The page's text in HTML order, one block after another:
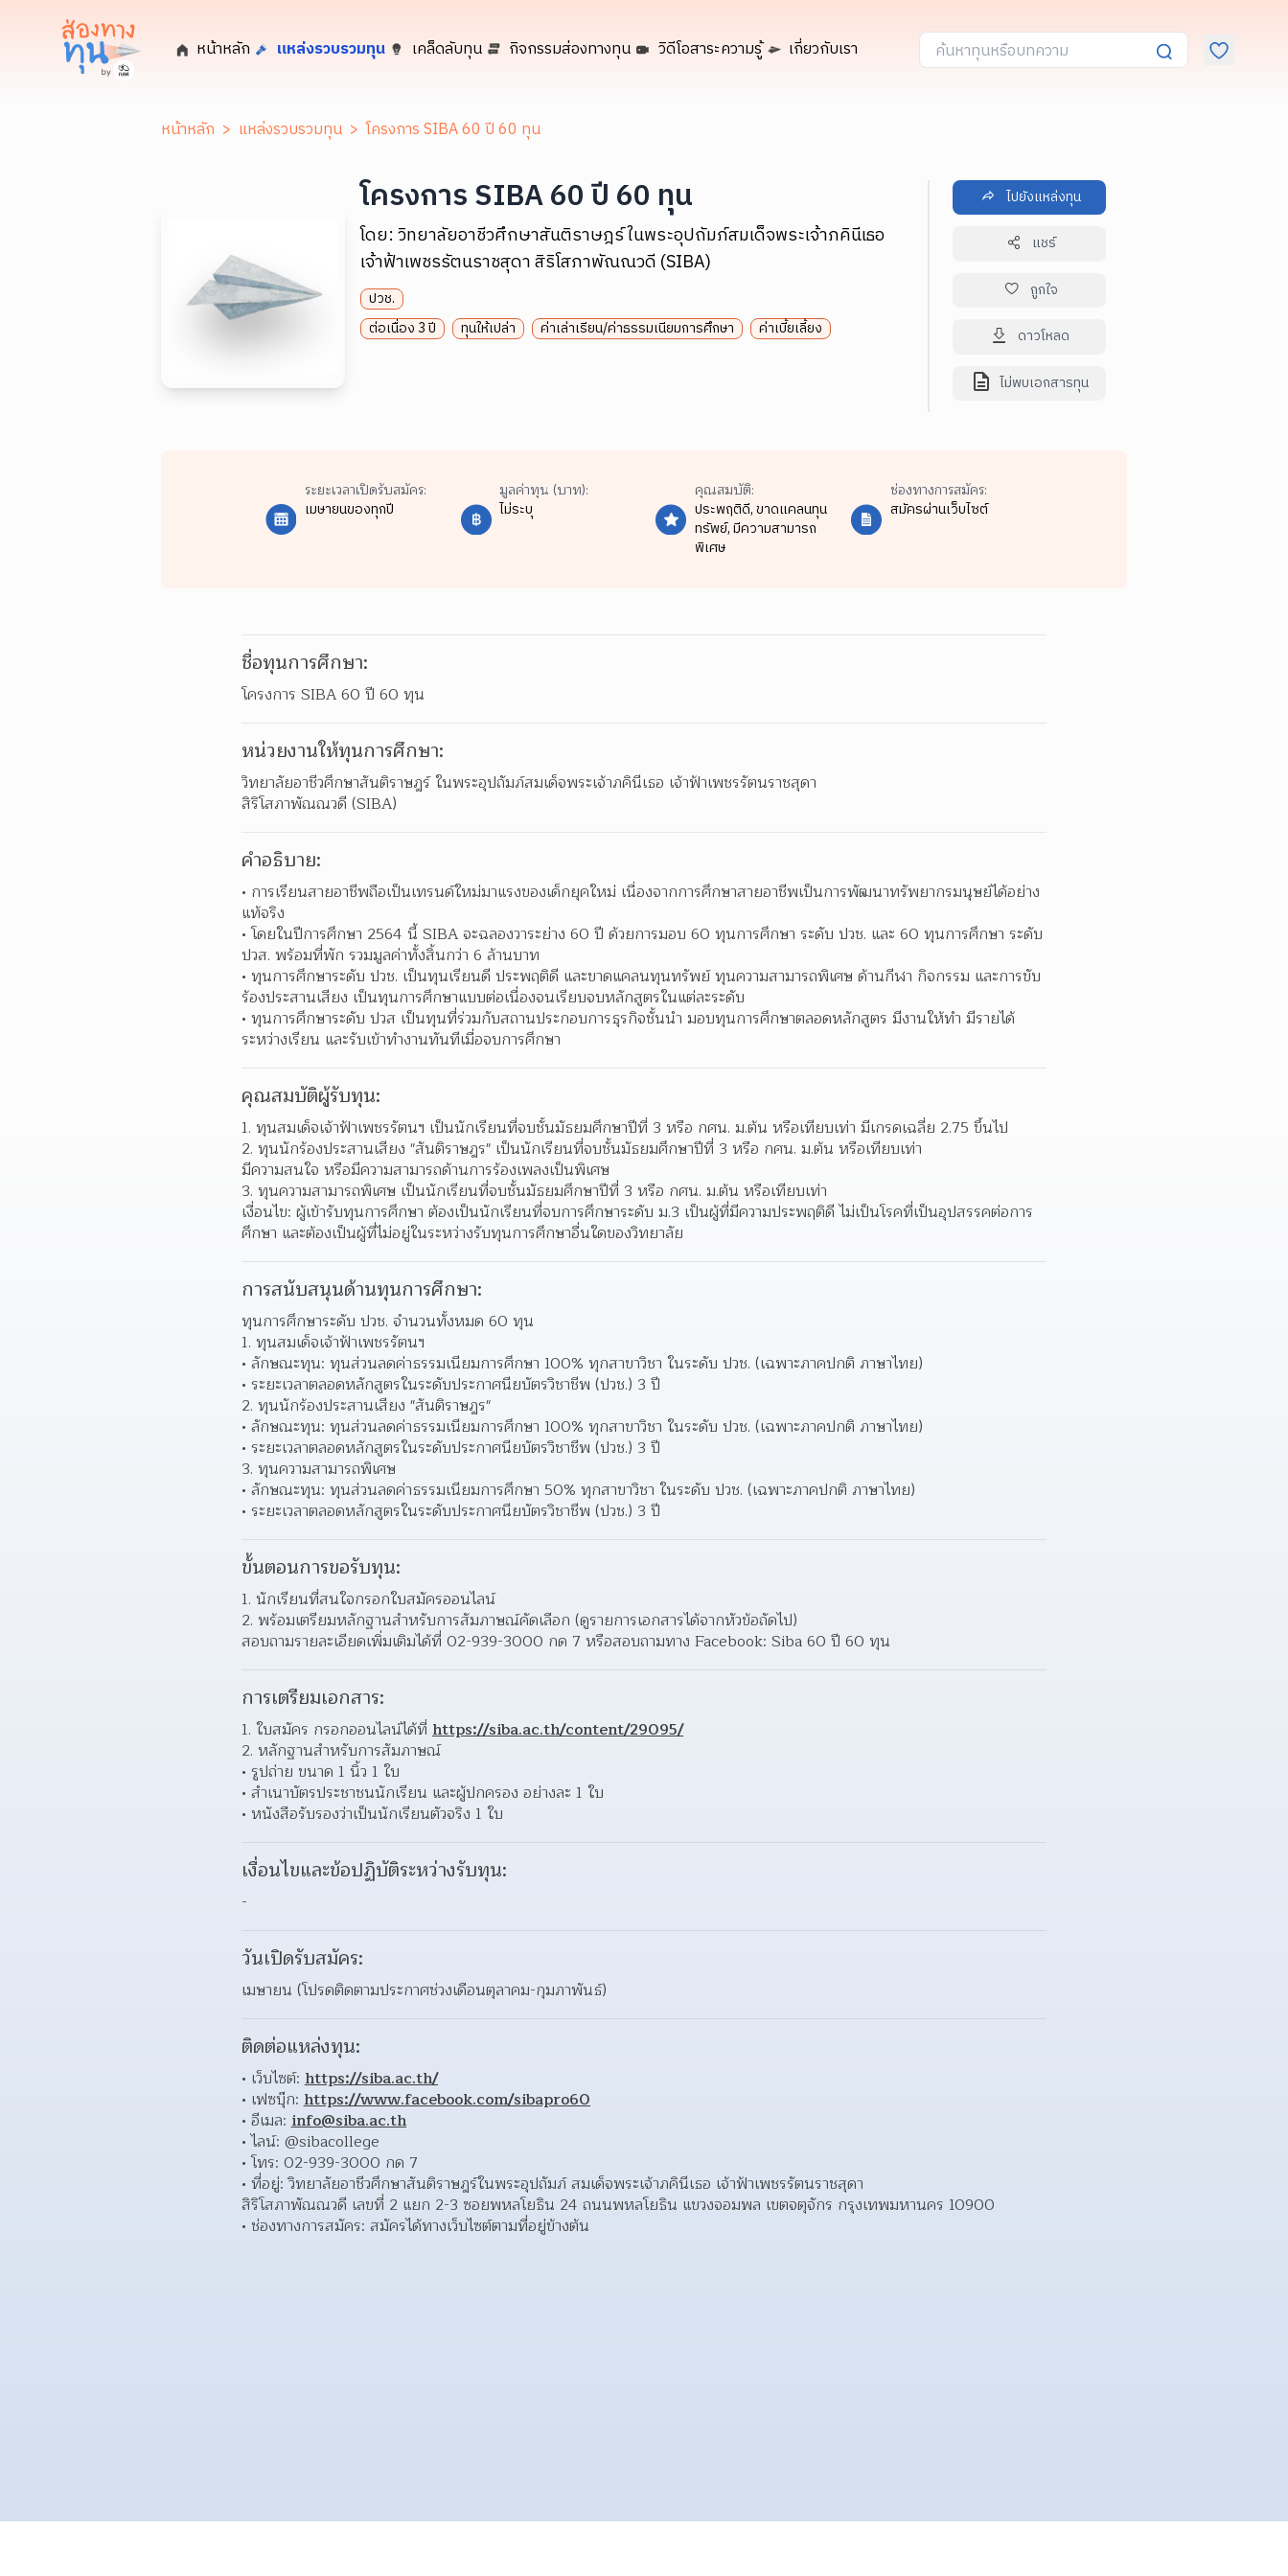
หน้าหลัก แหล่งรวบรวมทุน เคล็ดลับทุน กิจกรรมส่องทางทุน วิดีโอสาระความรู้ เกี่ยวกับเรา
หน้าหลัก > แหล่งรวบรวมทุน > โครงการ SIBA 60 ปี 60 ทุน
โครงการ SIBA 60 ปี 60 ทุน
โดย: วิทยาลัยอาชีวศึกษาสันติราษฎร์ ในพระอุปถัมภ์สมเด็จพระเจ้าภคินีเธอ
เจ้าฟ้าเพชรรัตนราชสุดา สิริโสภาพัณณวดี (SIBA)
ปวช.
ต่อเนื่อง 3 ปี
ทุนให้เปล่า ค่าเล่าเรียน/ค่าธรรมเนียมการศึกษา ค่าเบี้ยเลี้ยง
ไปยังแหล่งทุน
แชร์
ถูกใจ
ดาวโหลด
ไม่พบเอกสารทุน
ระยะเวลาเปิดรับสมัคร:
เมษายนของทุกปี
มูลค่าทุน (บาท):
ไม่ระบุ
คุณสมบัติ:
ประพฤติดี,ขาดแคลนทุน
ทรัพย์,มีความสามารถ
พิเศษ
ช่องทางการสมัคร:
สมัครผ่านเว็บไซต์
ชื่อทุนการศึกษา:
โครงการ SIBA 60 ปี 60 ทุน
หน่วยงานให้ทุนการศึกษา:
วิทยาลัยอาชีวศึกษาสันติราษฎร์ ในพระอุปถัมภ์สมเด็จพระเจ้าภคินีเธอ เจ้าฟ้าเพชรรัตนราชสุดา
สิริโสภาพัณณวดี (SIBA)
คำอธิบาย:
การเรียนสายอาชีพถือเป็นเทรนด์ใหม่มาแรงของเด็กยุคใหม่ เนื่องจากการศึกษาสายอาชีพเป็นการพัฒนาทรัพยากรมนุษย์ได้อย่าง
แท้จริง
โดยในปีการศึกษา 2564 นี้ SIBA จะฉลองวาระย่าง 60 ปี ด้วยการมอบ 60 ทุนการศึกษา ระดับ ปวช. และ 60 ทุนการศึกษา ระดับ
ปวส. พร้อมที่พัก รวมมูลค่าทั้งสิ้นกว่า 6 ล้านบาท
ทุนการศึกษาระดับ ปวช. เป็นทุนเรียนดี ประพฤติดี และขาดแคลนทุนทรัพย์ ทุนความสามารถพิเศษ ด้านกีฬา กิจกรรม และการขับ
ร้องประสานเสียง เป็นทุนการศึกษาแบบต่อเนื่องจนเรียบจบหลักสูตรในแต่ละระดับ
ทุนการศึกษาระดับ ปวส เป็นทุนที่ร่วมกับสถานประกอบการธุรกิจชั้นนำ มอบทุนการศึกษาตลอดหลักสูตร มีงานให้ทำ มีรายได้
ระหว่างเรียน และรับเข้าทำงานทันทีเมื่อจบการศึกษา
คุณสมบัติผู้รับทุน:
1. ทุนสมเด็จเจ้าฟ้าเพชรรัตนฯ เป็นนักเรียนที่จบชั้นมัธยมศึกษาปีที่ 3 หรือ กศน. ม.ต้น หรือเทียบเท่า มีเกรดเฉลี่ย 2.75 ขึ้นไป
2. ทุนนักร้องประสานเสียง "สันติราษฎร" เป็นนักเรียนที่จบชั้นมัธยมศึกษาปีที่ 3 หรือ กศน. ม.ต้น หรือเทียบเท่า
มีความสนใจ หรือมีความสามารถด้านการร้องเพลงเป็นพิเศษ
3. ทุนความสามารถพิเศษ เป็นนักเรียนที่จบชั้นมัธยมศึกษาปีที่ 3 หรือ กศน. ม.ต้น หรือเทียบเท่า
เงื่อนไข: ผู้เข้ารับทุนการศึกษา ต้องเป็นนักเรียนที่จบการศึกษาระดับ ม.3 เป็นผู้ที่มีความประพฤติดี ไม่เป็นโรคที่เป็นอุปสรรคต่อการ
ศึกษา และต้องเป็นผู้ที่ไม่อยู่ในระหว่างรับทุนการศึกษาอื่นใดของวิทยาลัย
การสนับสนุนด้านทุนการศึกษา:
ทุนการศึกษาระดับ ปวช. จำนวนทั้งหมด 60 ทุน
1. ทุนสมเด็จเจ้าฟ้าเพชรรัตนฯ
ลักษณะทุน: ทุนส่วนลดค่าธรรมเนียมการศึกษา 100% ทุกสาขาวิชา ในระดับ ปวช. (เฉพาะภาคปกติ ภาษาไทย)
ระยะเวลาตลอดหลักสูตรในระดับประกาศนียบัตรวิชาชีพ (ปวช.) 3 ปี
2. ทุนนักร้องประสานเสียง "สันติราษฎร"
ลักษณะทุน: ทุนส่วนลดค่าธรรมเนียมการศึกษา 100% ทุกสาขาวิชา ในระดับ ปวช. (เฉพาะภาคปกติ ภาษาไทย)
ระยะเวลาตลอดหลักสูตรในระดับประกาศนียบัตรวิชาชีพ (ปวช.) 3 ปี
3. ทุนความสามารถพิเศษ
ลักษณะทุน: ทุนส่วนลดค่าธรรมเนียมการศึกษา 50% ทุกสาขาวิชา ในระดับ ปวช. (เฉพาะภาคปกติ ภาษาไทย)
ระยะเวลาตลอดหลักสูตรในระดับประกาศนียบัตรวิชาชีพ (ปวช.) 3 ปี
ขั้นตอนการขอรับทุน:
1. นักเรียนที่สนใจกรอกใบสมัครออนไลน์
2. พร้อมเตรียมหลักฐานสำหรับการสัมภาษณ์คัดเลือก (ดูรายการเอกสารได้จากหัวข้อถัดไป)
สอบถามรายละเอียดเพิ่มเติมได้ที่ 02-939-3000 กด 7 หรือสอบถามทาง Facebook: Siba 60 ปี 60 ทุน
การเตรียมเอกสาร:
1. ใบสมัคร กรอกออนไลน์ได้ที่ https://siba.ac.th/content/29095/
2. หลักฐานสำหรับการสัมภาษณ์
รูปถ่าย ขนาด 1 นิ้ว 1 ใบ
สำเนาบัตรประชาชนนักเรียน และผู้ปกครอง อย่างละ 1 ใบ
หนังสือรับรองว่าเป็นนักเรียนตัวจริง 1 ใบ
เงื่อนไขและข้อปฏิบัติระหว่างรับทุน:
-
วันเปิดรับสมัคร:
เมษายน (โปรดติดตามประกาศช่วงเดือนตุลาคม-กุมภาพันธ์)
ติดต่อแหล่งทุน:
เว็บไซต์: https://siba.ac.th/
เฟซบุ๊ก: https://www.facebook.com/sibapro60
อีเมล: info@siba.ac.th
ไลน์: @sibacollege
โทร: 02-939-3000 กด 7
ที่อยู่: วิทยาลัยอาชีวศึกษาสันติราษฎร์ในพระอุปถัมภ์ สมเด็จพระเจ้าภคินีเธอ เจ้าฟ้าเพชรรัตนราชสุดา
สิริโสภาพัณณวดี เลขที่ 2 แยก 2-3 ซอยพหลโยธิน 24 ถนนพหลโยธิน แขวงจอมพล เขตจตุจักร กรุงเทพมหานคร 10900
ช่องทางการสมัคร: สมัครได้ทางเว็บไซต์ตามที่อยู่ข้างต้น